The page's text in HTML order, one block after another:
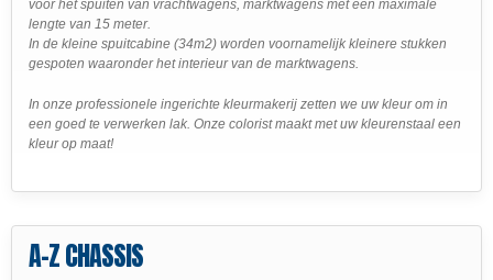
voor het spuiten van vrachtwagens, marktwagens met een maximale
lengte van 15 meter.
In de kleine spuitcabine (34m2) worden voornamelijk kleinere stukken
gespoten waaronder het interieur van de marktwagens.
In onze professionele ingerichte kleurmakerij zetten we uw kleur om in
een goed te verwerken lak. Onze colorist maakt met uw kleurenstaal een
kleur op maat!
A-Z CHASSIS